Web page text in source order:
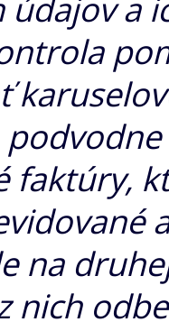
faktúry,
na
nich